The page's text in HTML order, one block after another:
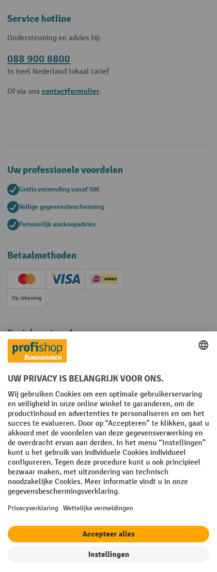
Service hotline
Ondersteuning en advies bij:
088 900 8800
In heel Nederland lokaal tarief
Of via ons contactformulier.
Uw professionele voordelen
Gratis verzending vanaf 50€
Veilige gegevensbescherming
Persoonlijk aankoopadvies
Betaalmethoden
Creditcard (Master)Creditcard (Visa)iDEAL | Wero
Op rekening
Sociale netwerken
Facebook
YouTube
LinkedInInstagram
Algemene leveringsvoorwaarden Copyright
Privacyverklaring Privacy Instellingen
All prices excl. VAT plusshipping costs and possible delivery charges,
if not stated otherwise.
¹ De korting is geldig zolang de voorraad strekt. De korting is niet van
toepassing op speciale prijzen. Een combinatie met andere
procentuele kortingen of vouchers is niet mogelijk. | ² De korting
nieuwsbrief. De voucher is 10 dagen geldig en kan online worden
korting varieert per productcategorie en is maximaal 10%. Elektrische
pallettrucks, elektrische stapelaars, elektrische heftrucks en
worden gecombineerd met andere kortingspercentages of vouchers.